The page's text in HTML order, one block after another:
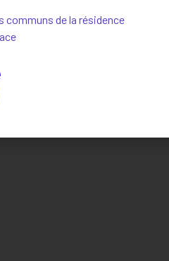
le quartier
communs de la résidence